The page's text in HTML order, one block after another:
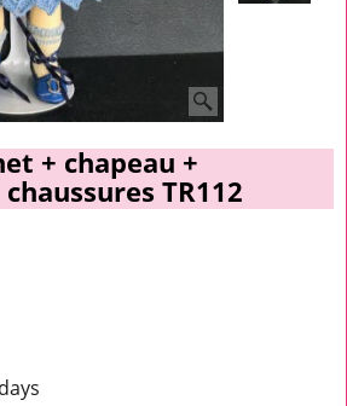
+ chapeau +
TR112